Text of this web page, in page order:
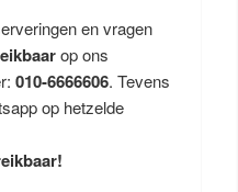
en vragen
op ons
010-6666606. Tevens
op hetzelde